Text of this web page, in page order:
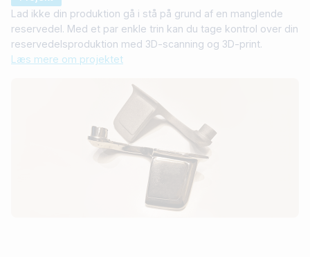
Lad ikke din produktion gå i stå på grund af en manglende
reservedel. Med et par enkle trin kan du tage kontrol over din
reservedelsproduktion med 3D-scanning og 3D-print.
Læs mere om projektet